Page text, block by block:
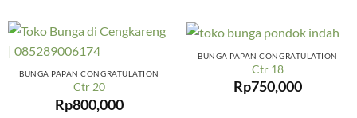
BUNGA PAPAN CONGRATULATION
Ctr 20
Rp800,000
BUNGA PAPAN CONGRATULATION
Ctr 18
Rp750,000